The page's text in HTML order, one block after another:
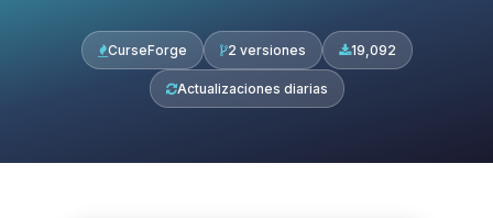
CurseForge 2 versiones 19,092
Actualizaciones diarias